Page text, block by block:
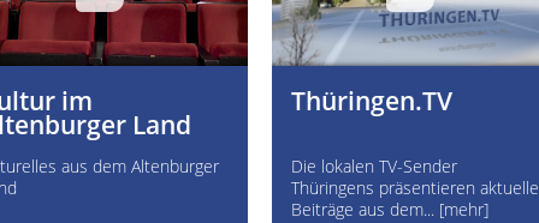
im
Land
aus dem Altenburger
Thüringen.TV
Die lokalen TV-Sender
Thüringens präsentieren aktuelle
Beiträge aus dem... [mehr]